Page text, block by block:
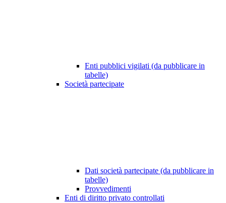
Enti pubblici vigilati (da pubblicare in
tabelle)
Società partecipate
Dati società partecipate (da pubblicare in
tabelle)
Provvedimenti
Enti di diritto privato controllati